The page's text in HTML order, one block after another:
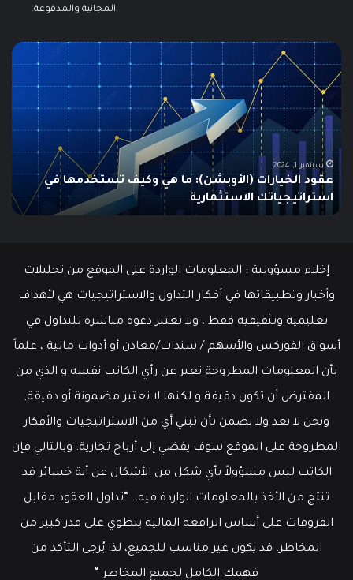
المجانية والمدفوعة.
ما
هو
الـ
Swing
دليلك
الشامل
للمبتدئين
يونيو 10, 2025
ما هو الـ Swing Trading؟ دليلك الشامل للمبتدئين
إخلاء مسؤولية : المعلومات الواردة على الموقع من تحليلات
وأخبار وتطبيقاتها في أفكار التداول والاستراتيجيات هي لأهداف
تعليمية وتثقيفية فقط ، ولا تعتبر دعوة مباشرة للتداول في
أسواق الفوركس والأسهم / سندات/معادن أو أدوات مالية ، علماً
بأن المعلومات المطروحة تعبر عن رأي الكاتب نفسه و الذي من
المفترض أن تكون دقيقة و لكنها لا تعتبر مضمونة أو دقيقة,
ونحن لا نعد ولا نضمن بأن تبني أي من الاستراتيجيات والأفكار
المطروحة على الموقع سوف يفضي إلى أرباح تجارية. وبالتالي فإن
الكاتب ليس مسؤولاً بأي شكل من الأشكال عن أية خسائر قد
تنتج من الأخذ بالمعلومات الواردة فيه.. “تداول العقود مقابل
الفروقات على أساس الرافعة المالية ينطوي على قدر كبير من
المخاطر. قد يكون غير مناسب للجميع، لذا يُرجى التأكد من
فهمك الكامل لجميع المخاطر “